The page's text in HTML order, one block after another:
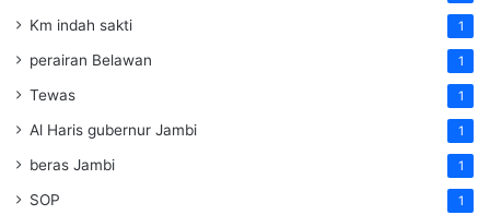
Km indah sakti 1
perairan Belawan 1
Tewas 1
Al Haris gubernur Jambi 1
beras Jambi 1
SOP 1